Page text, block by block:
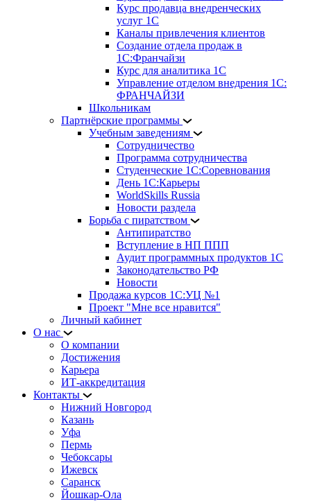
Курс продавца внедренческих
услуг 1С
Каналы привлечения клиентов
Создание отдела продаж в
1С:Франчайзи
Курс для аналитика 1С
Управление отделом внедрения 1С:
ФРАНЧАЙЗИ
Школьникам
Партнёрские программы
Учебным заведениям
Сотрудничество
Программа сотрудничества
Студенческие 1С:Соревнования
День 1С:Карьеры
WorldSkills Russia
Новости раздела
Борьба с пиратством
Антипиратство
Вступление в НП ППП
Аудит программных продуктов 1С
Законодательство РФ
Новости
Продажа курсов 1С:УЦ №1
Проект "Мне все нравится"
Личный кабинет
О нас
О компании
Достижения
Карьера
ИТ-аккредитация
Контакты
Нижний Новгород
Казань
Уфа
Пермь
Чебоксары
Ижевск
Саранск
Йошкар-Ола